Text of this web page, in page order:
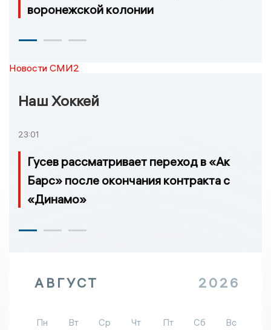
воронежской колонии
Новости СМИ2
Наш Хоккей
23:01
Гусев рассматривает переход в «Ак
Барс» после окончания контракта с
«Динамо»
АВГУСТ 2026
Пн Вт Ср Чт Пт Сб Вс